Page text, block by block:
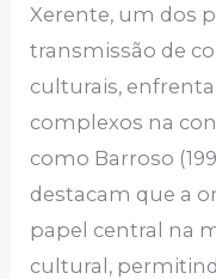
Xerente, um dos
transmissão de
culturais,
complexos na
como Barroso
destacam que a
papel central na
cultural,